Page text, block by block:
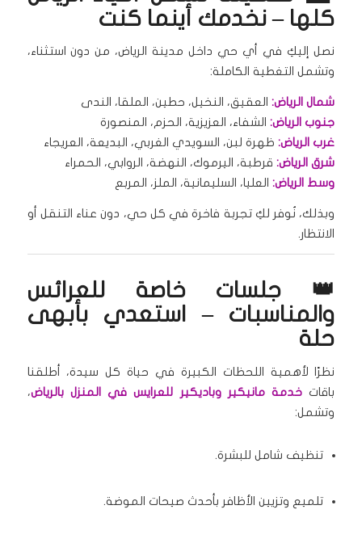
كلها – نخدمك أينما كنت
نصل إليكِ في أي حي داخل مدينة الرياض، من دون استثناء،
وتشمل التغطية الكاملة:
شمال الرياض:العقيق، النخيل، حطين، الملقا، الندى
جنوب الرياض:الشفاء، العزيزية، الحزم، المنصورة
غرب الرياض:ظهرة لبن، السويدي الغربي، البديعة، العريجاء
شرق الرياض:قرطبة، اليرموك، النهضة، الروابي، الحمراء
وسط الرياض:العليا، السليمانية، الملز، المربع
وبذلك، نُوفر لكِ تجربة فاخرة في كل حي، دون عناء التنقل أو
الانتظار.
👑 جلسات خاصة للعرائس
والمناسبات – استعدي بأبهى
حلة
نظرًا لأهمية اللحظات الكبيرة في حياة كل سيدة، أطلقنا
باقات خدمة مانيكير وباديكير للعرايس في المنزل بالرياض،
وتشمل:
تنظيف شامل للبشرة.
تلميع وتزيين الأظافر بأحدث صيحات الموضة.